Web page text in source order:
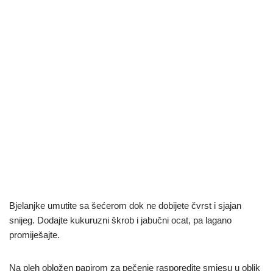
Bjelanjke umutite sa šećerom dok ne dobijete čvrst i sjajan
snijeg. Dodajte kukuruzni škrob i jabučni ocat, pa lagano
promiješajte.
Na pleh obložen papirom za pečenje rasporedite smjesu u oblik